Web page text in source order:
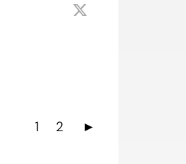
1 2 ►